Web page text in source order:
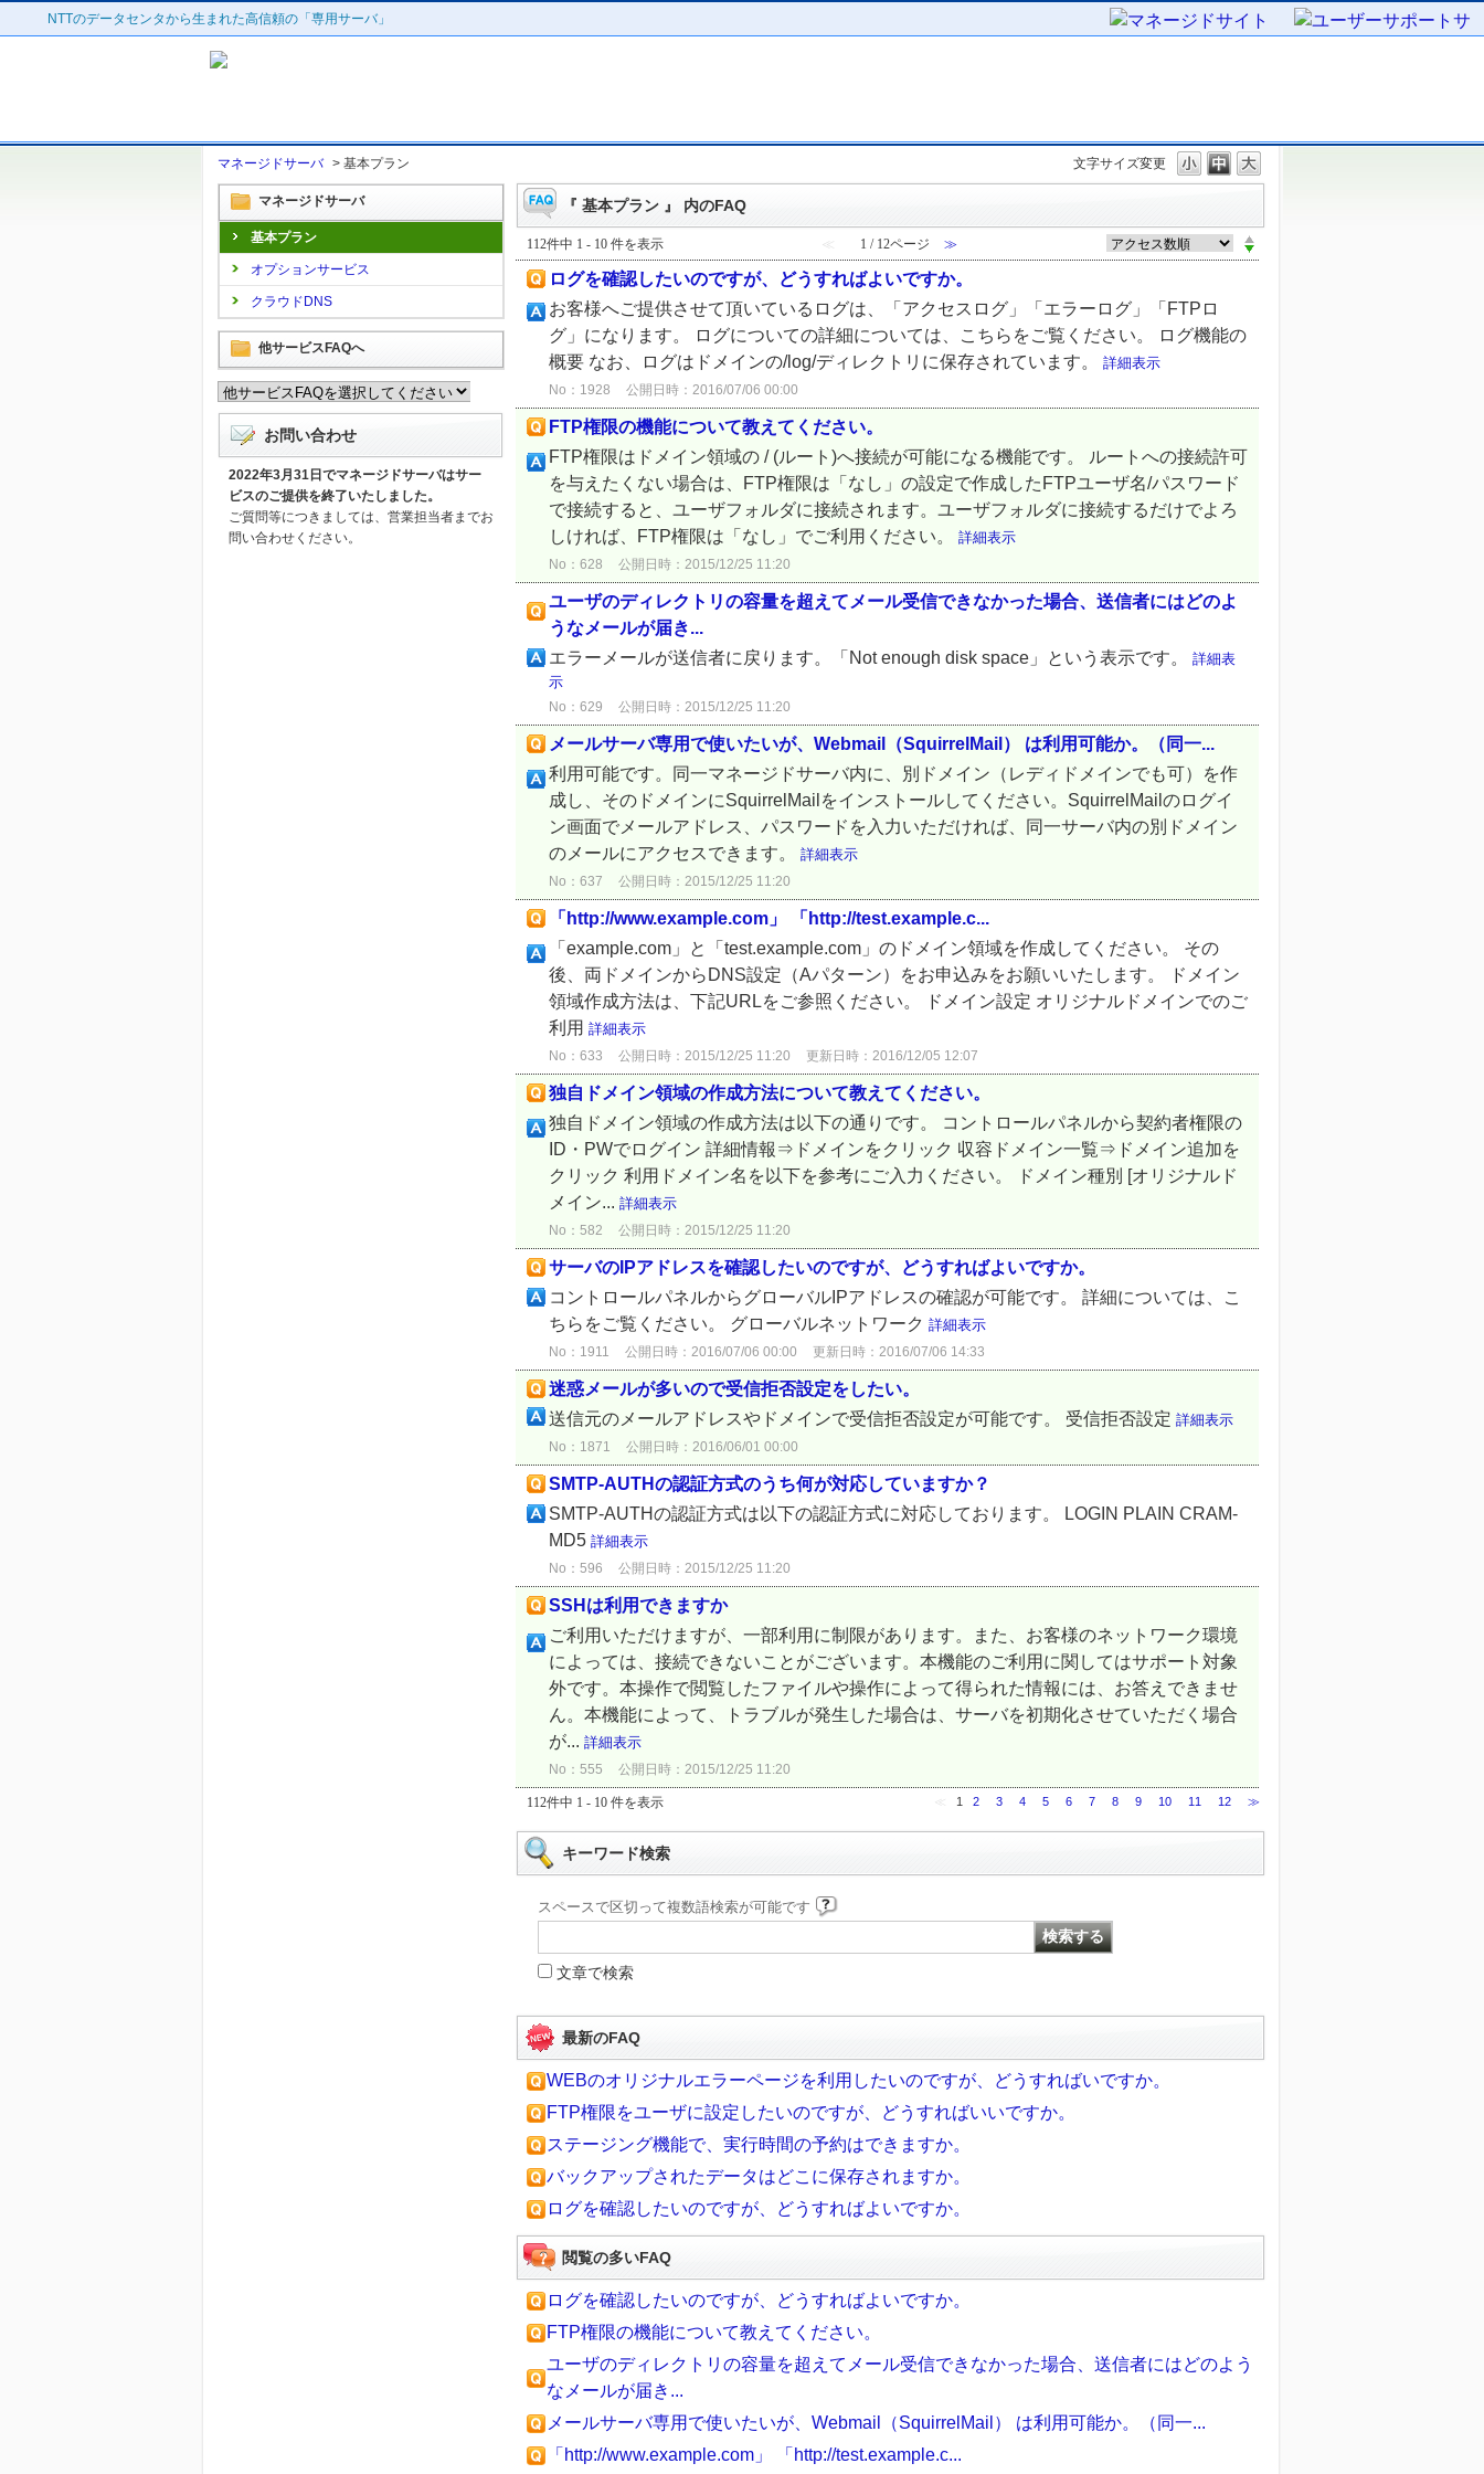
NTTのデータセンタから生まれた高信頼の「専用サーバ」
文字サイズ変更
マネージドサーバ > 基本プラン
マネージドサーバ
基本プラン
オプションサービス
クラウドDNS
他サービスFAQへ
お問い合わせ
2022年3月31日でマネージドサーバはサー
ビスのご提供を終了いたしました。
ご質問等につきましては、営業担当者までお
問い合わせください。
『 基本プラン 』 内のFAQ
112件中 1 - 10 件を表示 ≪ 1 / 12ページ ≫
ログを確認したいのですが、どうすればよいですか。
お客様へご提供させて頂いているログは、「アクセスログ」「エラーログ」「FTPロ
グ」になります。 ログについての詳細については、こちらをご覧ください。 ログ機能の
概要 なお、ログはドメインの/log/ディレクトリに保存されています。 詳細表示
No：1928 公開日時：2016/07/06 00:00
FTP権限の機能について教えてください。
FTP権限はドメイン領域の / (ルート)へ接続が可能になる機能です。 ルートへの接続許可
を与えたくない場合は、FTP権限は「なし」の設定で作成したFTPユーザ名/パスワード
で接続すると、ユーザフォルダに接続されます。ユーザフォルダに接続するだけでよろ
しければ、FTP権限は「なし」でご利用ください。 詳細表示
No：628 公開日時：2015/12/25 11:20
ユーザのディレクトリの容量を超えてメール受信できなかった場合、送信者にはどのよ
うなメールが届き...
エラーメールが送信者に戻ります。「Not enough disk space」という表示です。 詳細表
示
No：629 公開日時：2015/12/25 11:20
メールサーバ専用で使いたいが、Webmail（SquirrelMail） は利用可能か。（同一...
利用可能です。同一マネージドサーバ内に、別ドメイン（レディドメインでも可）を作
成し、そのドメインにSquirrelMailをインストールしてください。SquirrelMailのログイ
ン画面でメールアドレス、パスワードを入力いただければ、同一サーバ内の別ドメイン
のメールにアクセスできます。 詳細表示
No：637 公開日時：2015/12/25 11:20
「http://www.example.com」 「http://test.example.c...
「example.com」と「test.example.com」のドメイン領域を作成してください。 その
後、両ドメインからDNS設定（Aパターン）をお申込みをお願いいたします。 ドメイン
領域作成方法は、下記URLをご参照ください。 ドメイン設定 オリジナルドメインでのご
利用 詳細表示
No：633 公開日時：2015/12/25 11:20 更新日時：2016/12/05 12:07
独自ドメイン領域の作成方法について教えてください。
独自ドメイン領域の作成方法は以下の通りです。 コントロールパネルから契約者権限の
ID・PWでログイン 詳細情報⇒ドメインをクリック 収容ドメイン一覧⇒ドメイン追加を
クリック 利用ドメイン名を以下を参考にご入力ください。 ドメイン種別 [オリジナルド
メイン... 詳細表示
No：582 公開日時：2015/12/25 11:20
サーバのIPアドレスを確認したいのですが、どうすればよいですか。
コントロールパネルからグローバルIPアドレスの確認が可能です。 詳細については、こ
ちらをご覧ください。 グローバルネットワーク 詳細表示
No：1911 公開日時：2016/07/06 00:00 更新日時：2016/07/06 14:33
迷惑メールが多いので受信拒否設定をしたい。
送信元のメールアドレスやドメインで受信拒否設定が可能です。 受信拒否設定 詳細表示
No：1871 公開日時：2016/06/01 00:00
SMTP-AUTHの認証方式のうち何が対応していますか？
SMTP-AUTHの認証方式は以下の認証方式に対応しております。 LOGIN PLAIN CRAM-
MD5 詳細表示
No：596 公開日時：2015/12/25 11:20
SSHは利用できますか
ご利用いただけますが、一部利用に制限があります。また、お客様のネットワーク環境
によっては、接続できないことがございます。本機能のご利用に関してはサポート対象
外です。本操作で閲覧したファイルや操作によって得られた情報には、お答えできませ
ん。本機能によって、トラブルが発生した場合は、サーバを初期化させていただく場合
が... 詳細表示
No：555 公開日時：2015/12/25 11:20
112件中 1 - 10 件を表示 1 2 3 4 5 6 7 8 9 10 11 12 ≫
キーワード検索
スペースで区切って複数語検索が可能です
文章で検索
最新のFAQ
WEBのオリジナルエラーページを利用したいのですが、どうすればいですか。
FTP権限をユーザに設定したいのですが、どうすればいいですか。
ステージング機能で、実行時間の予約はできますか。
バックアップされたデータはどこに保存されますか。
ログを確認したいのですが、どうすればよいですか。
閲覧の多いFAQ
ログを確認したいのですが、どうすればよいですか。
FTP権限の機能について教えてください。
ユーザのディレクトリの容量を超えてメール受信できなかった場合、送信者にはどのよう
なメールが届き...
メールサーバ専用で使いたいが、Webmail（SquirrelMail） は利用可能か。（同一...
「http://www.example.com」 「http://test.example.c...